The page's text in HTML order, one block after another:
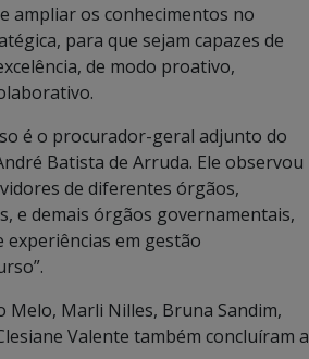
ampliar os conhecimentos no
para que sejam capazes de
de modo proativo,
é o procurador-geral adjunto do
Batista de Arruda. Ele observou
de diferentes órgãos,
e demais órgãos governamentais,
experiências em gestão
Melo, Marli Nilles, Bruna Sandim,
Valente também concluíram a